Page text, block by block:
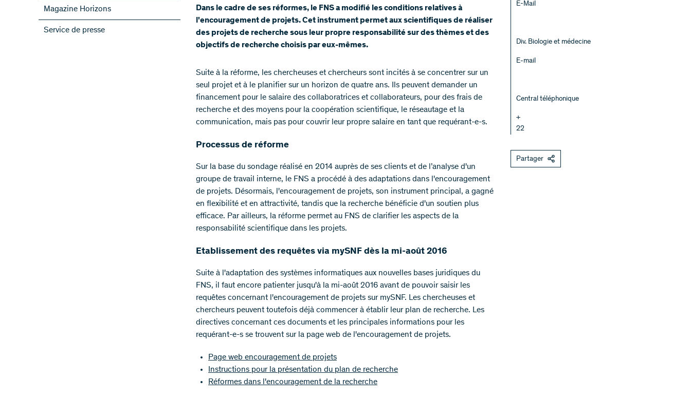
S’abonner à la newsletter du FNS
S’abonner aux newsletter des PRN
ScienceGeist
Magazine Horizons
Service de presse
Dans le cadre de ses réformes, le FNS a modifié les conditions relatives à
l'encouragement de projets. Cet instrument permet aux scientifiques de réaliser
des projets de recherche sous leur propre responsabilité sur des thèmes et des
objectifs de recherche choisis par eux-mêmes.
Suite à la réforme, les chercheuses et chercheurs sont incités à se concentrer sur un
seul projet et à le planifier sur un horizon de quatre ans. Ils peuvent demander un
financement pour le salaire des collaboratrices et collaborateurs, pour des frais de
recherche et des moyens pour la coopération scientifique, le réseautage et la
communication, mais pas pour couvrir leur propre salaire en tant que requérant-e-s.
Processus de réforme
Sur la base du sondage réalisé en 2014 auprès de ses clients et de l’analyse d'un
groupe de travail interne, le FNS a procédé à des adaptations dans l'encouragement
de projets. Désormais, l'encouragement de projets, son instrument principal, a gagné
en flexibilité et en attractivité, tandis que la recherche bénéficie d'un soutien plus
efficace. Par ailleurs, la réforme permet au FNS de clarifier les aspects de la
responsabilité scientifique dans les projets.
Etablissement des requêtes via mySNF dès la mi-août 2016
Suite à l'adaptation des systèmes informatiques aux nouvelles bases juridiques du
FNS, il faut encore patienter jusqu'à la mi-août 2016 avant de pouvoir saisir les
requêtes concernant l'encouragement de projets sur mySNF. Les chercheuses et
chercheurs peuvent toutefois déjà commencer à établir leur plan de recherche. Les
directives concernant ces documents et les principales informations pour les
requérant-e-s se trouvent sur la page web de l'encouragement de projets.
Page web encouragement de projets
Instructions pour la présentation du plan de recherche
Réformes dans l'encouragement de la recherche
E-Mail
Div. Biologie et médecine
E-mail
Central téléphonique
+
22
Partager